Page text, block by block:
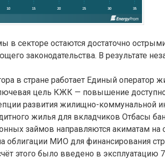
в секторе остаются достаточно
законодательства. В результате
в стране работает Единый оператор
цель КЖК — повышение
развития жилищно-коммунальной
жилья для вкладчиков Отбасы
займов направляются акиматам на
облигации МИО для финансирования
этого было введено в эксплуатацию